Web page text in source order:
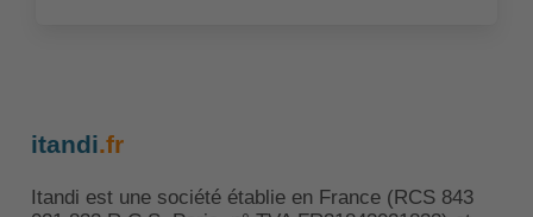
itandi.fr
Itandi est une société établie en France (RCS 843